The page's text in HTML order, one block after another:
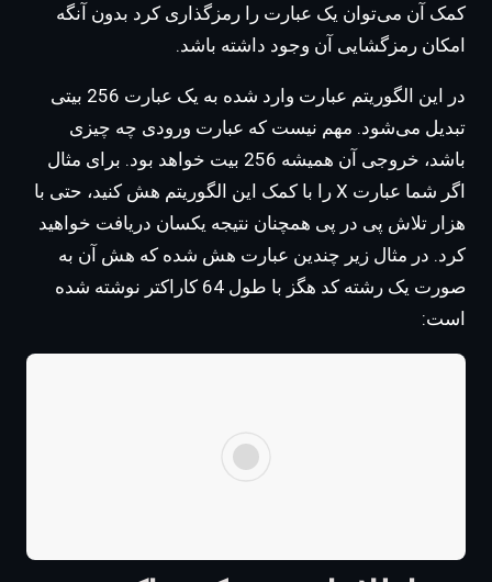
کمک آن می‌توان یک عبارت را رمزگذاری کرد بدون آنگه
امکان رمزگشایی آن وجود داشته باشد.
در این الگوریتم عبارت وارد شده به یک عبارت 256 بیتی
تبدیل می‌شود. مهم نیست که عبارت ورودی چه چیزی
باشد، خروجی آن همیشه 256 بیت خواهد بود. برای مثال
اگر شما عبارت X را با کمک این الگوریتم هش کنید، حتی با
هزار تلاش پی در پی همچنان نتیجه یکسان دریافت خواهید
کرد. در مثال زیر چندین عبارت هش شده که هش آن به
صورت یک رشته کد هگز با طول 64 کاراکتر نوشته شده
است: